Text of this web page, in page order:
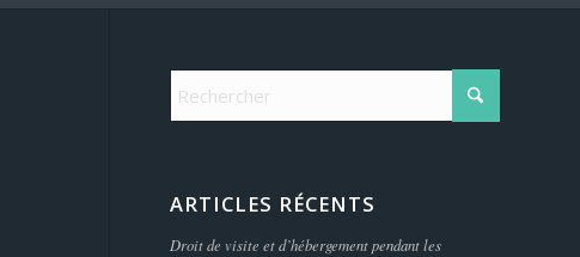
ARTICLES RÉCENTS
Droit de visite et d’hébergement pendant les